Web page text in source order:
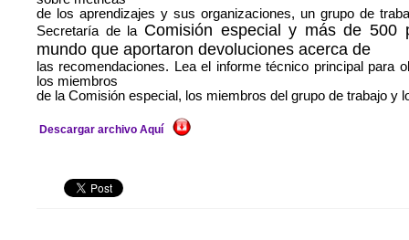
de los aprendizajes y sus organizaciones, un grupo de
Secretaría de la Comisión especial y más de 500
mundo que aportaron devoluciones acerca de
las recomendaciones. Lea el informe técnico principal para
los miembros
de la Comisión especial, los miembros del grupo de trabajo y
Descargar archivo Aquí